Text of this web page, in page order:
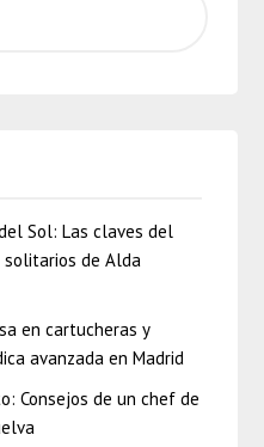
Sol: Las claves del
de Alda
en cartucheras y
avanzada en Madrid
Consejos de un chef de